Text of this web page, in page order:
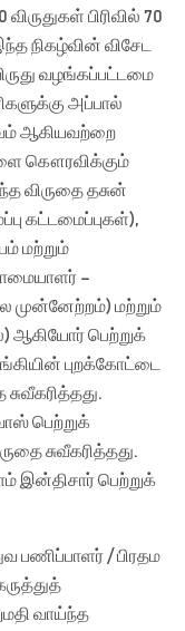
பிரிவில் 70
நிகழ்வின் விசேட
வழங்கப்பட்டமை
அப்பால்
ஆகியவற்றை
கௌரவிக்கும்
விருதை தசுன்
கட்டமைப்புகள்),
மற்றும்
–
முன்னேற்றம்) மற்றும்
ஆகியோர் பெற்றுக்
புறக்கோட்டை
பெற்றுக்
சுவீகரித்தது.
இன்திசார் பெற்றுக்
பணிப்பாளர் / பிரதம
வாய்ந்த